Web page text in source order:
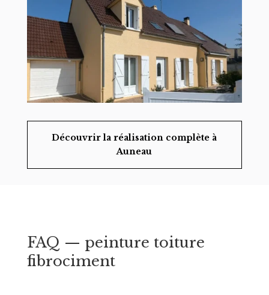
Découvrir la réalisation complète à
Auneau
FAQ — peinture toiture
fibrociment